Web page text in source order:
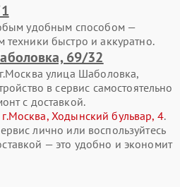
удобным способом —
быстро и аккуратно.
69/32
улица Шаболовка,
в сервис самостоятельно
с доставкой.
Ходынский бульвар, 4.
лично или воспользуйтесь
— это удобно и экономит